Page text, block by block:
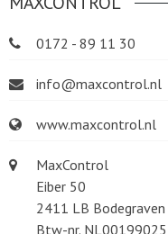
0172 - 89 11 30
info@maxcontrol.nl
www.maxcontrol.nl
MaxControl
Eiber 50
2411 LB Bodegraven
Btw-nr.